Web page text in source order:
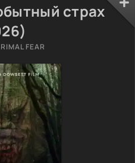
страх
FEAR